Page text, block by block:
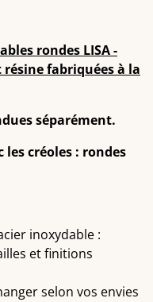
rondes LISA -
fabriquées à la
séparément.
les créoles : rondes
inoxydable :
et finitions
selon vos envies